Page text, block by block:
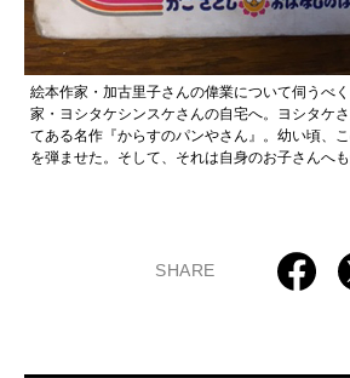
絵本作家・加古里子さんの偉業について伺うべ
家・ヨシタケシンスケさんの自宅へ。ヨシタケ
てある名作『からすのパンやさん』。幼い頃、
を弾ませた。そして、それは自身のお子さんへも
SHARE